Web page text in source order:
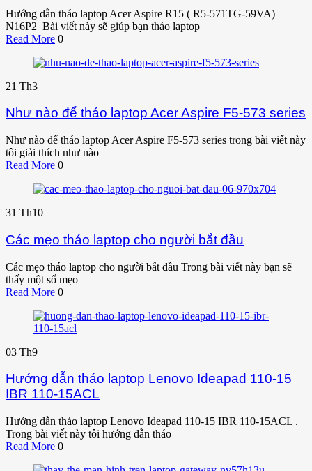
Hướng dẫn tháo laptop Acer Aspire R15 ( R5-571TG-59VA)
N16P2 Bài viết này sẽ giúp bạn tháo laptop
Read More 0
21 Th3
Như nào để tháo laptop Acer Aspire F5-573 series
Như nào để tháo laptop Acer Aspire F5-573 series trong bài viết này
tôi giải thích như nào
Read More 0
31 Th10
Các mẹo tháo laptop cho người bắt đầu
Các mẹo tháo laptop cho người bắt đầu Trong bài viết này bạn sẽ
thấy một số mẹo
Read More 0
03 Th9
Hướng dẫn tháo laptop Lenovo Ideapad 110-15
IBR 110-15ACL
Hướng dẫn tháo laptop Lenovo Ideapad 110-15 IBR 110-15ACL .
Trong bài viết này tôi hướng dẫn tháo
Read More 0